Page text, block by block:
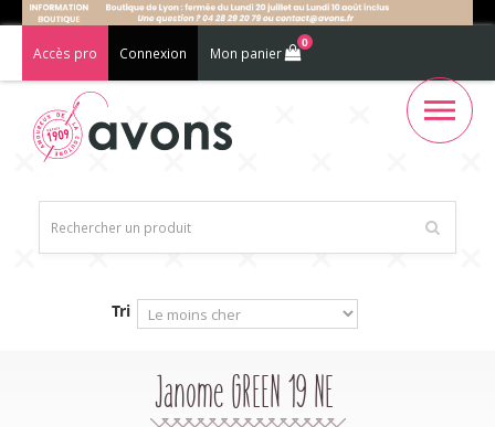
Accès pro Connexion Mon panier
0
Tri
Janome GREEN 19 NE